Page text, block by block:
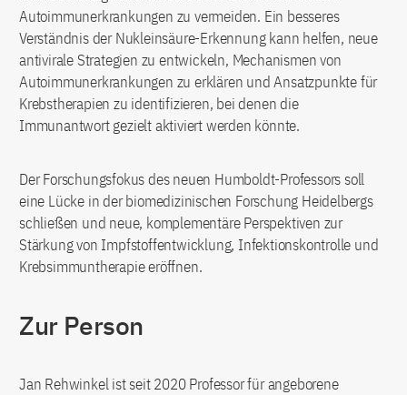
Autoimmunerkrankungen zu vermeiden. Ein besseres
Verständnis der Nukleinsäure-Erkennung kann helfen, neue
antivirale Strategien zu entwickeln, Mechanismen von
Autoimmunerkrankungen zu erklären und Ansatzpunkte für
Krebstherapien zu identifizieren, bei denen die
Immunantwort gezielt aktiviert werden könnte.
Der Forschungsfokus des neuen Humboldt-Professors soll
eine Lücke in der biomedizinischen Forschung Heidelbergs
schließen und neue, komplementäre Perspektiven zur
Stärkung von Impfstoffentwicklung, Infektionskontrolle und
Krebsimmuntherapie eröffnen.
Zur Person
Jan Rehwinkel ist seit 2020 Professor für angeborene